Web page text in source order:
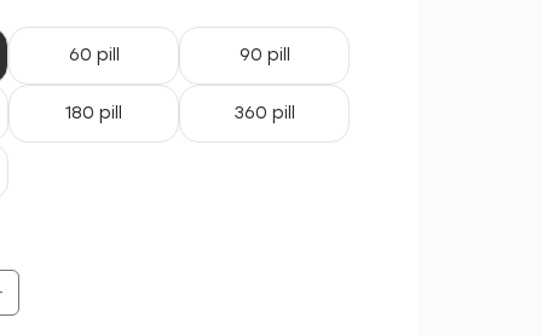
60 pill 90 pill
180 pill 360 pill